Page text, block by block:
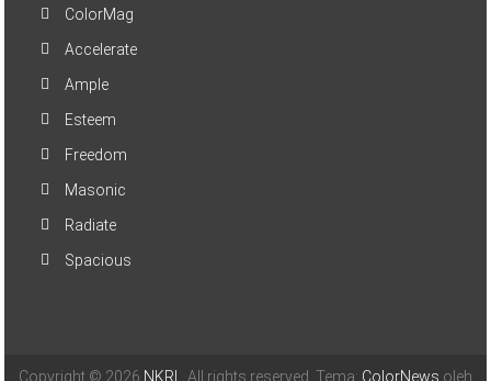
ColorMag
Accelerate
Ample
Esteem
Freedom
Masonic
Radiate
Spacious
Copyright © 2026 NKRI . All rights reserved. Tema: ColorNews oleh